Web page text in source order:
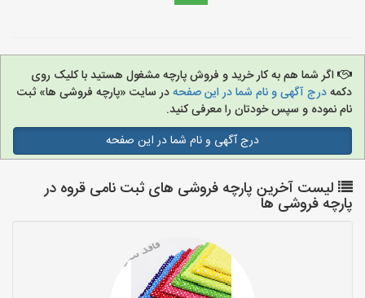
اگر شما هم به کار خرید و فروش پارچه مشغول هستید با کلیک روی
دکمهدرج آگهی و نام شما در این صفحهدر سایت «پارچه فروشی ها» ثبت
نام نموده و سپس خودتان را معرفی کنید.
درج آگهی و نام شما در این صفحه
لیست آخرین پارچه فروشی های ثبت نامی قروه در
پارچه فروشی ها